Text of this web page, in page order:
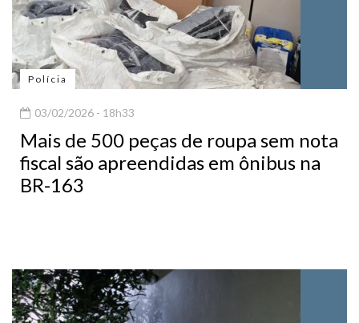
Polícia
03/02/2026 - 18h33
Mais de 500 peças de roupa sem nota
fiscal são apreendidas em ônibus na
BR-163